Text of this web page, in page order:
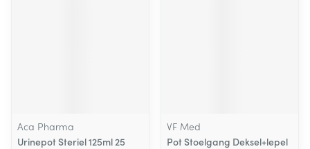
Aca Pharma
Urinepot Steriel 125ml 25
VF Med
Pot Stoelgang Deksel+lepel